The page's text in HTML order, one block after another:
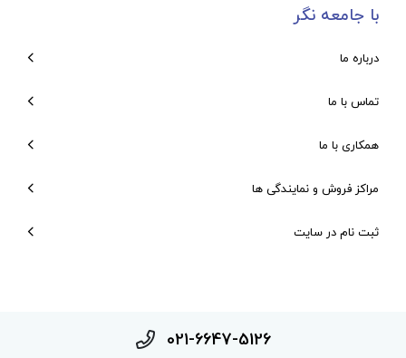
با جامعه نگر
درباره ما
تماس با ما
همکاری با ما
مراکز فروش و نمایندگی ها
ثبت نام در سایت
021-6647-5126